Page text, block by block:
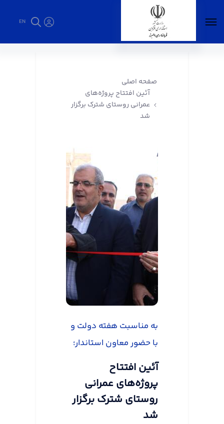
EN
صفحه اصلی
آئین افتتاح پروژه‌های
عمرانی روستای شترک برگزار
شد
به مناسبت هفته دولت و
با حضور معاون استاندار؛
آئین افتتاح
پروژه‌های عمرانی
روستای شترک برگزار
شد